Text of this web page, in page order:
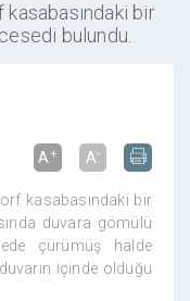
kasabasındaki bir
bulundu.
A+ A-
kasabasındaki bir
duvara gömülü
çürümüş halde
içinde olduğu